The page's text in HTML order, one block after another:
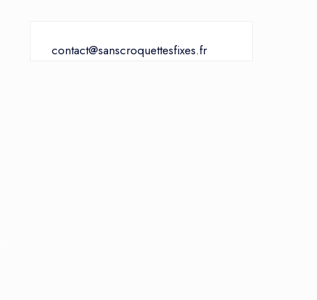
contact@sanscroquettesfixes.fr